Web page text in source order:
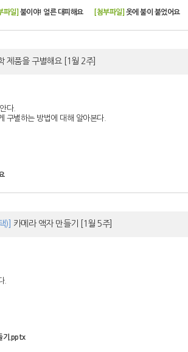
파일] 불이야! 얼른 대피해요 [첨부파일] 옷에 불이 붙었어요
제품을 구별해요 [1월 2주]
다.
구별하는 방법에 대해 알아본다.
)] 카메라 액자 만들기 [1월 5주]
.
기.pptx